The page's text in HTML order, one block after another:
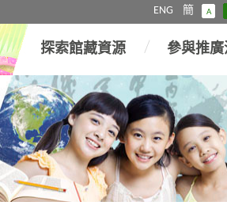
ENG 簡 A
探索館藏資源 參與推廣